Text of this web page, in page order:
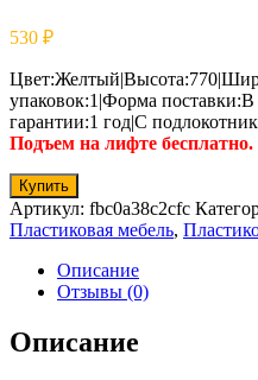
530 ₽
упаковок:1|Форма
гарантии:1 год|С
Подъем на лифте
Купить
Артикул: fbc0a38c2cfc
Пластиковая мебель,
Описание
Отзывы (0)
Описание